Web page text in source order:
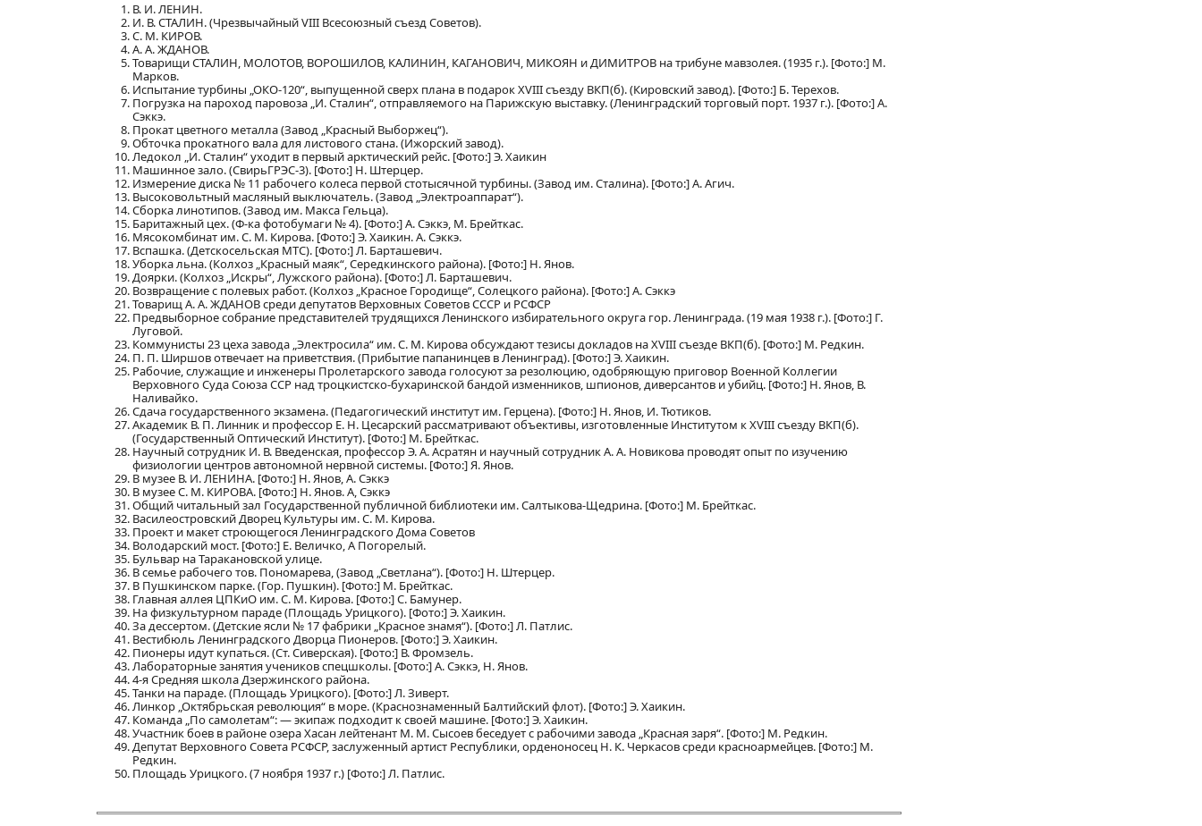
В. И. ЛЕНИН.
И. В. СТАЛИН. (Чрезвычайный VIII Всесоюзный съезд Советов).
С. М. КИРОВ.
А. А. ЖДАНОВ.
Товарищи СТАЛИН, МОЛОТОВ, ВОРОШИЛОВ, КАЛИНИН, КАГАНОВИЧ, МИКОЯН и ДИМИТРОВ на трибуне мавзолея. (1935 г.). [Фото:] М.
Марков.
Испытание турбины „ОКО-120“, выпущенной сверх плана в подарок XVIII съезду ВКП(б). (Кировский завод). [Фото:] Б. Терехов.
Погрузка на пароход паровоза „И. Сталин“, отправляемого на Парижскую выставку. (Ленинградский торговый порт. 1937 г.). [Фото:] А.
Сэккэ.
Прокат цветного металла (Завод „Красный Выборжец“).
Обточка прокатного вала для листового стана. (Ижорский завод).
Ледокол „И. Сталин“ уходит в первый арктический рейс. [Фото:] Э. Хаикин
Машинное зало. (СвирьГРЭС-3). [Фото:] Н. Штерцер.
Измерение диска № 11 рабочего колеса первой стотысячной турбины. (Завод им. Сталина). [Фото:] А. Агич.
Высоковольтный масляный выключатель. (Завод „Электроаппарат“).
Сборка линотипов. (Завод им. Макса Гельца).
Баритажный цех. (Ф-ка фотобумаги № 4). [Фото:] А. Сэккэ, М. Брейткас.
Мясокомбинат им. С. М. Кирова. [Фото:] Э. Хаикин. А. Сэккэ.
Вспашка. (Детскосельская МТС). [Фото:] Л. Барташевич.
Уборка льна. (Колхоз „Красный маяк“, Середкинского района). [Фото:] Н. Янов.
Доярки. (Колхоз „Искры“, Лужского района). [Фото:] Л. Барташевич.
Возвращение с полевых работ. (Колхоз „Красное Городище“, Солецкого района). [Фото:] А. Сэккэ
Товарищ А. А. ЖДАНОВ среди депутатов Верховных Советов СССР и РСФСР
Предвыборное собрание представителей трудящихся Ленинского избирательного округа гор. Ленинграда. (19 мая 1938 г.). [Фото:] Г.
Луговой.
Коммунисты 23 цеха завода „Электросила“ им. С. М. Кирова обсуждают тезисы докладов на XVIII съезде ВКП(б). [Фото:] М. Редкин.
П. П. Ширшов отвечает на приветствия. (Прибытие папанинцев в Ленинград). [Фото:] Э. Хаикин.
Рабочие, служащие и инженеры Пролетарского завода голосуют за резолюцию, одобряющую приговор Военной Коллегии
Верховного Суда Союза ССР над троцкистско-бухаринской бандой изменников, шпионов, диверсантов и убийц. [Фото:] Н. Янов, В.
Наливайко.
Сдача государственного экзамена. (Педагогический институт им. Герцена). [Фото:] Н. Янов, И. Тютиков.
Академик В. П. Линник и профессор Е. Н. Цесарский рассматривают объективы, изготовленные Институтом к XVIII съезду ВКП(б).
(Государственный Оптический Институт). [Фото:] М. Брейткас.
Научный сотрудник И. В. Введенская, профессор Э. А. Асратян и научный сотрудник А. А. Новикова проводят опыт по изучению
физиологии центров автономной нервной системы. [Фото:] Я. Янов.
В музее В. И. ЛЕНИНА. [Фото:] Н. Янов, А. Сэккэ
В музее С. М. КИРОВА. [Фото:] Н. Янов. А, Сэккэ
Общий читальный зал Государственной публичной библиотеки им. Салтыкова-Щедрина. [Фото:] М. Брейткас.
Василеостровский Дворец Культуры им. С. М. Кирова.
Проект и макет строющегося Ленинградского Дома Советов
Володарский мост. [Фото:] Е. Величко, А Погорелый.
Бульвар на Таракановской улице.
В семье рабочего тов. Пономарева, (Завод „Светлана“). [Фото:] Н. Штерцер.
В Пушкинском парке. (Гор. Пушкин). [Фото:] М. Брейткас.
Главная аллея ЦПКиО им. С. М. Кирова. [Фото:] С. Бамунер.
На физкультурном параде (Площадь Урицкого). [Фото:] Э. Хаикин.
За дессертом. (Детские ясли № 17 фабрики „Красное знамя“). [Фото:] Л. Патлис.
Вестибюль Ленинградского Дворца Пионеров. [Фото:] Э. Хаикин.
Пионеры идут купаться. (Ст. Сиверская). [Фото:] В. Фромзель.
Лабораторные занятия учеников спецшколы. [Фото:] А. Сэккэ, Н. Янов.
4-я Средняя школа Дзержинского района.
Танки на параде. (Площадь Урицкого). [Фото:] Л. Зиверт.
Линкор „Октябрьская революция“ в море. (Краснознаменный Балтийский флот). [Фото:] Э. Хаикин.
Команда „По самолетам“: — экипаж подходит к своей машине. [Фото:] Э. Хаикин.
Участник боев в районе озера Хасан лейтенант М. М. Сысоев беседует с рабочими завода „Красная заря“. [Фото:] М. Редкин.
Депутат Верховного Совета РСФСР, заслуженный артист Республики, орденоносец Н. К. Черкасов среди красноармейцев. [Фото:] М.
Редкин.
Площадь Урицкого. (7 ноября 1937 г.) [Фото:] Л. Патлис.